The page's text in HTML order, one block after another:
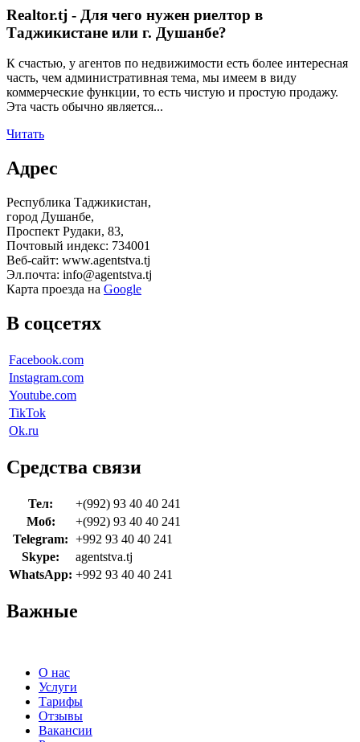
Realtor.tj - Для чего нужен риелтор в
Таджикистане или г. Душанбе?
К счастью, у агентов по недвижимости есть более интересная
часть, чем административная тема, мы имеем в виду
коммерческие функции, то есть чистую и простую продажу.
Эта часть обычно является...
Читать
Адрес
Республика Таджикистан,
город Душанбе,
Проспект Рудаки, 83,
Почтовый индекс: 734001
Веб-сайт: www.agentstva.tj
Эл.почта: info@agentstva.tj
Карта проезда на Google
В соцсетях
Facebook.com
Instagram.com
Youtube.com
TikTok
Ok.ru
Средства связи
Тел:
+(992) 93 40 40 241
Моб:
+(992) 93 40 40 241
Telegram: +992 93 40 40 241
Skype:
agentstva.tj
WhatsApp: +992 93 40 40 241
Важные
О нас
Услуги
Тарифы
Отзывы
Вакансии